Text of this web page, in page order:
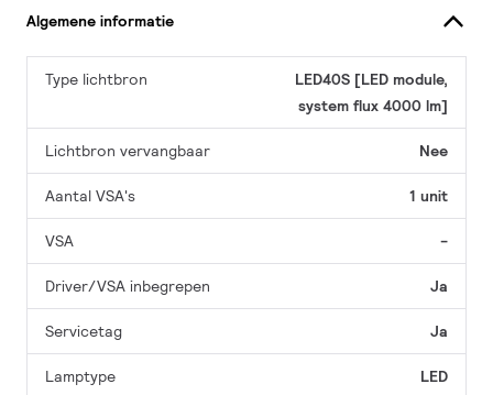
Algemene informatie
Type lichtbron
LED40S [LED module,
system flux 4000 lm]
Lichtbron vervangbaar Nee
Aantal VSA's 1 unit
VSA -
Driver/VSA inbegrepen Ja
Servicetag Ja
Lamptype LED